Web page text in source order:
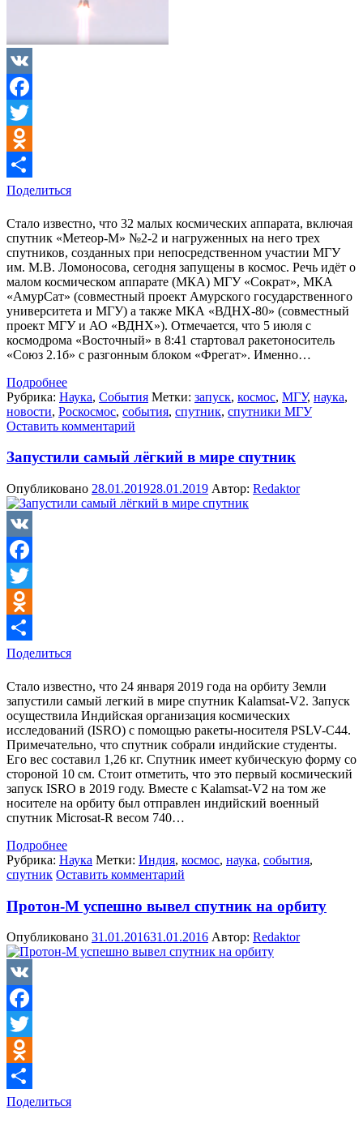
VK
Facebook
Twitter
Odnoklassniki
Поделиться
Стало известно, что 32 малых космических аппарата, включая
спутник «Метеор-М» №2-2 и нагруженных на него трех
спутников, созданных при непосредственном участии МГУ
им. М.В. Ломоносова, сегодня запущены в космос. Речь идёт о
малом космическом аппарате (МКА) МГУ «Сократ», МКА
«АмурСат» (совместный проект Амурского государственного
университета и МГУ) а также МКА «ВДНХ-80» (совместный
проект МГУ и АО «ВДНХ»). Отмечается, что 5 июля с
космодрома «Восточный» в 8:41 стартовал ракетоноситель
«Союз 2.1б» с разгонным блоком «Фрегат». Именно…
Подробнее
Рубрика: Наука, События Метки: запуск, космос, МГУ, наука,
новости, Роскосмос, события, спутник, спутники МГУ
Оставить комментарий
Запустили самый лёгкий в мире спутник
Опубликовано 28.01.201928.01.2019 Автор: Redaktor
VK
Facebook
Twitter
Odnoklassniki
Поделиться
Стало известно, что 24 января 2019 года на орбиту Земли
запустили самый легкий в мире спутник Kalamsat-V2. Запуск
осуществила Индийская организация космических
исследований (ISRO) с помощью ракеты-носителя PSLV-C44.
Примечательно, что спутник собрали индийские студенты.
Его вес составил 1,26 кг. Спутник имеет кубическую форму со
стороной 10 см. Стоит отметить, что это первый космический
запуск ISRO в 2019 году. Вместе с Kalamsat-V2 на том же
носителе на орбиту был отправлен индийский военный
спутник Microsat-R весом 740…
Подробнее
Рубрика: Наука Метки: Индия, космос, наука, события,
спутник Оставить комментарий
Протон-М успешно вывел спутник на орбиту
Опубликовано 31.01.201631.01.2016 Автор: Redaktor
VK
Facebook
Twitter
Odnoklassniki
Поделиться